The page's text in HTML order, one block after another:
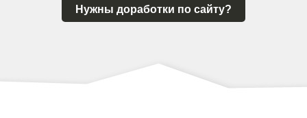
Нужны доработки по сайту?